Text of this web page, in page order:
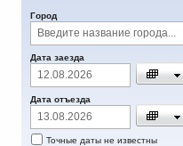
Город
Дата заезда
Дата отъезда
Точные даты не известны